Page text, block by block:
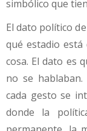
simbólico que
El dato político
qué estadio
cosa. El dato es
no se
cada gesto se
donde la